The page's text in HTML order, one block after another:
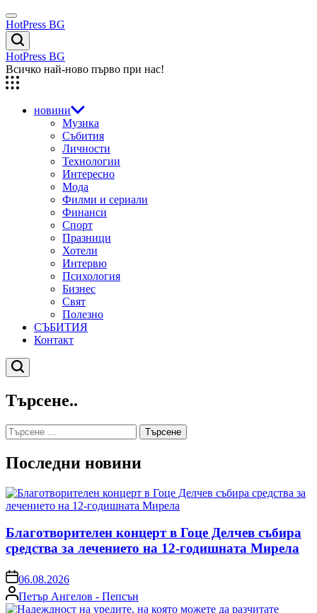
Skip
to
content
Menu
HotPress BG
Търсене
HotPress BG
Всичко най-ново първо при нас!
новини
Музика
Събития
Личности
Технологии
Интересно
Мода
Филми и сериали
Финанси
Спорт
Празници
Хотели
Интервю
Психология
Бизнес
Свят
Полезно
СЪБИТИЯ
Контакт
Търсене
Търсене..
Търсене
за:
Последни новини
Благотворителен концерт в Гоце Делчев събира
средства за лечението на 12-годишната Мирела
on06.08.2026
Posted
by
Петър Ангелов - Пепсън